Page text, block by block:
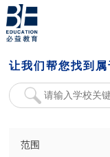
让我们帮您找到
范围